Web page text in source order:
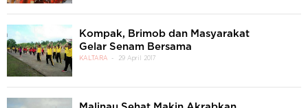
Kompak, Brimob dan Masyarakat
Gelar Senam Bersama
KALTARA 29 April 2017